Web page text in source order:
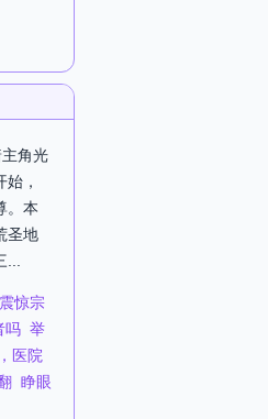
角光
，
。本
圣地
惊宗
吗 举
医院
睁眼